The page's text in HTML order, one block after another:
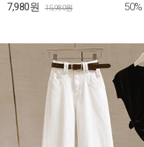
7,980원 15,980원 50%